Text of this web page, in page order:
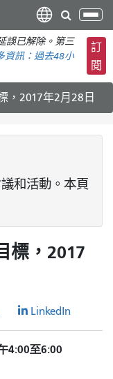
切
換
導
航
誤已解除。第三
資訊： 過去48小
訂
閱
，2017年2月28日
和活動。本頁
標，2017
LinkedIn
4:00至6:00